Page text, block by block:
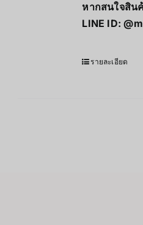
หากสนใจสิน
LINE ID:
รายละเอียด